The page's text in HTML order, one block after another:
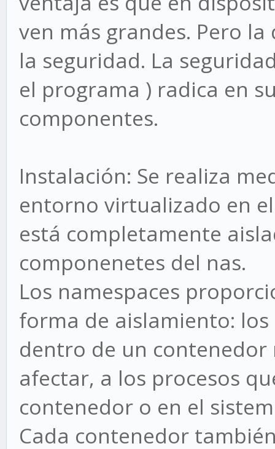
ven más grandes. Pero
la seguridad. La
el programa ) radica en
componentes.
Instalación: Se realiza
entorno virtualizado en
está completamente
componenetes del nas.
Los namespaces
forma de aislamiento:
dentro de un contenedor
afectar, a los procesos
contenedor o en el
Cada contenedor